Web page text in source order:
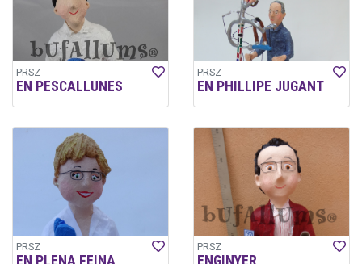
PRSZ
EN PESCALLUNES
PRSZ
EN PHILLIPE JUGANT
PRSZ
EN PLENA FEINA
PRSZ
ENGINYER